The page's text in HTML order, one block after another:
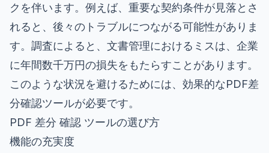
クを伴います。例えば、重要な契約条件が見落とさ
れると、後々のトラブルにつながる可能性がありま
す。調査によると、文書管理におけるミスは、企業
に年間数千万円の損失をもたらすことがあります。
このような状況を避けるためには、効果的なPDF差
分確認ツールが必要です。
PDF 差分 確認 ツールの選び方
機能の充実度